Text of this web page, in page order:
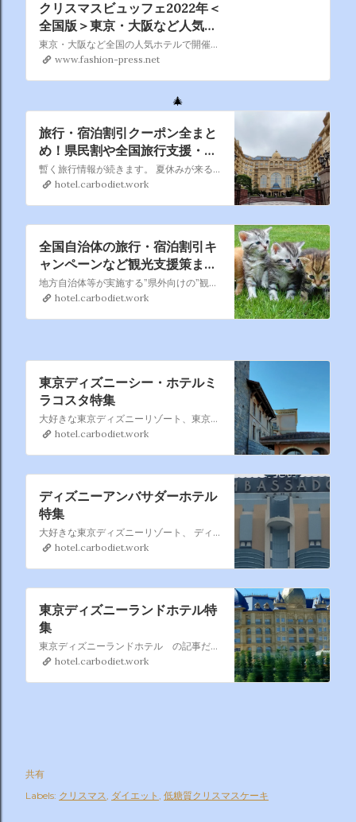
クリスマスビュッフェ2022年＜
全国版＞東京・大阪など人気ホ
テルのスイーツ食べ放題
東京・大阪など全国の人気ホテルで開催される「クリスマスビュッフェ2022年」を特集。サンタクロースやクリスマスツリーなどをモチーフにしたデザートビュッフェから、遊び心をきかせたユニークな冬スイーツの食...
www.fashion-press.net
🎄
旅行・宿泊割引クーポン全まと
め！県民割や全国旅行支援・自
治体クーポン情報を随時更新
暫く旅行情報が続きます。 夏休みが来る前にお得にいろんなところを旅してホテルに宿泊したいですね。
hotel.carbodiet.work
全国自治体の旅行・宿泊割引キ
ャンペーンなど観光支援策まと
め｜県民割・GoToトラベル併
用も
地方自治体等が実施する”県外向けの”観光復興支援策（旅行・宿泊割引、プレミアム付宿泊券などの観光キャンペーン）を都道府県別に掲載しています。インターネットを探し回らなくても、一覧からお得な観光キャンペーンを見つけることできます。
hotel.carbodiet.work
東京ディズニーシー・ホテルミ
ラコスタ特集
大好きな東京ディズニーリゾート、東京ディズニーシー・ホテルミラコスタ のまとめページです。 過去分も含めて徐々に追加していきます、直営ホテルの中では一番利用しているかもです。
hotel.carbodiet.work
ディズニーアンバサダーホテル
特集
大好きな東京ディズニーリゾート、 ディズニーアンバサダーホテル もたまに 利用するのでこれもまとめページを作りました。 過去利用も含めて徐々に増やしていきます。
hotel.carbodiet.work
東京ディズニーランドホテル特
集
東京ディズニーランドホテル の記事だけ集めました。 東京ディズニーランドホテル は割と利用するので暫時記事を 追加していきますね。
hotel.carbodiet.work
共有
Labels: クリスマス ダイエット 低糖質クリスマスケーキ